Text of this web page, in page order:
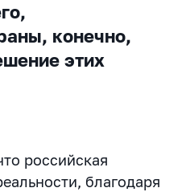
конечно,
этих
российская
благодаря